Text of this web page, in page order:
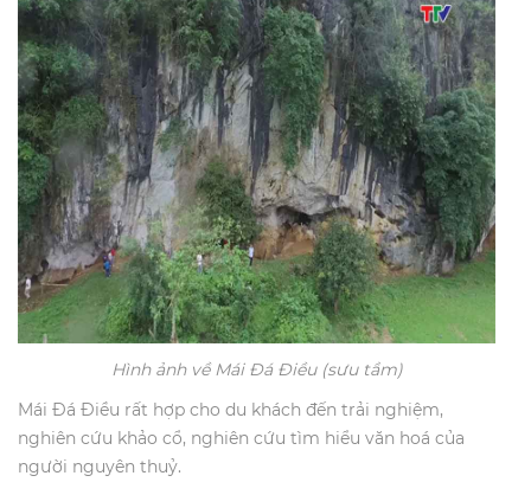
Hình ảnh về Mái Đá Điều (sưu tầm)
Mái Đá Điều rất hợp cho du khách đến trải nghiệm,
nghiên cứu khảo cổ, nghiên cứu tìm hiểu văn hoá của
người nguyên thuỷ.